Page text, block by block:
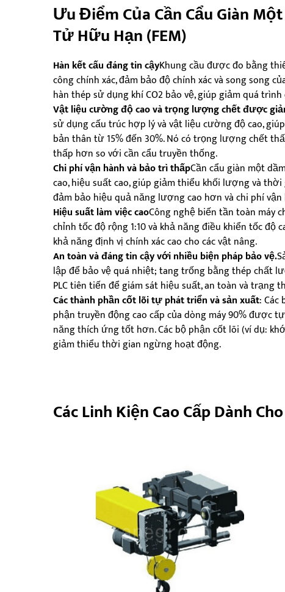
Ưu Điểm Của Cần Cẩu Giàn
Tử Hữu Hạn (FEM)
Hàn kết cấu đáng tin cậyKhung cầu được đo bằng
công chính xác, đảm bảo độ chính xác và song song
hàn thép sử dụng khí CO2 bảo vệ, giúp giảm quá
Vật liệu cường độ cao và trọng lượng chết được
sử dụng cấu trúc hợp lý và vật liệu cường độ cao,
bản thân từ 15% đến 30%. Nó có trọng lượng chết
thấp hơn so với cần cẩu truyền thống.
Chi phí vận hành và bảo trì thấpCần cẩu giàn một
cao, hiệu suất cao, giúp giảm thiểu khối lượng và
đảm bảo hiệu quả năng lượng cao hơn và chi phí
Hiệu suất làm việc caoCông nghệ biến tần toàn máy
chỉnh tốc độ rộng 1:10 và khả năng điều khiển tốc
khả năng định vị chính xác cao cho các vật nâng.
An toàn và đáng tin cậy với nhiều biện pháp bảo vệ.
lập để bảo vệ quá nhiệt; tang trống bằng thép chất
PLC tiên tiến để giám sát hiệu suất, an toàn và
Các thành phần cốt lõi tự phát triển và sản xuất:
phận truyền động cao cấp của dòng máy 90% được
năng thích ứng tốt hơn. Các bộ phận cốt lõi (ví dụ:
giảm thiểu thời gian ngừng hoạt động.
Các Linh Kiện Cao Cấp Dành